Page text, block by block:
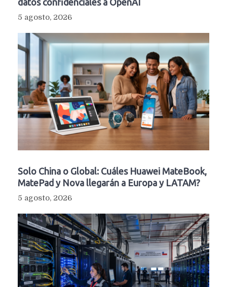
datos confidenciales a OpenAI
5 agosto, 2026
Solo China o Global: Cuáles Huawei MateBook,
MatePad y Nova llegarán a Europa y LATAM?
5 agosto, 2026